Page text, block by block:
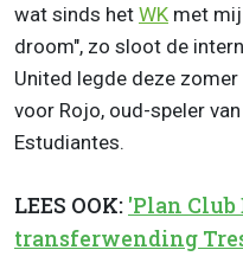
wat sinds het WK met
droom", zo sloot de
United legde deze
voor Rojo, oud-speler
Estudiantes.
LEES OOK: 'Plan Club
transferwending